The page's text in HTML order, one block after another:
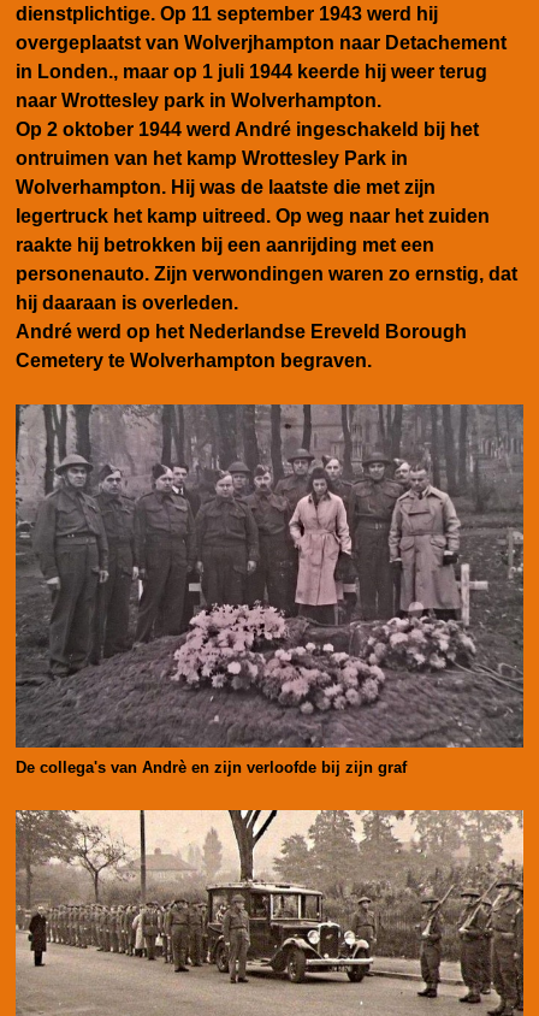
dienstplichtige. Op 11 september 1943 werd hij
overgeplaatst van Wolverjhampton naar Detachement
in Londen., maar op 1 juli 1944 keerde hij weer terug
naar Wrottesley park in Wolverhampton.
Op 2 oktober 1944 werd André ingeschakeld bij het
ontruimen van het kamp Wrottesley Park in
Wolverhampton. Hij was de laatste die met zijn
legertruck het kamp uitreed. Op weg naar het zuiden
raakte hij betrokken bij een aanrijding met een
personenauto. Zijn verwondingen waren zo ernstig, dat
hij daaraan is overleden.
André werd op het Nederlandse Ereveld Borough
Cemetery te Wolverhampton begraven.
De collega's van Andrè en zijn verloofde bij zijn graf